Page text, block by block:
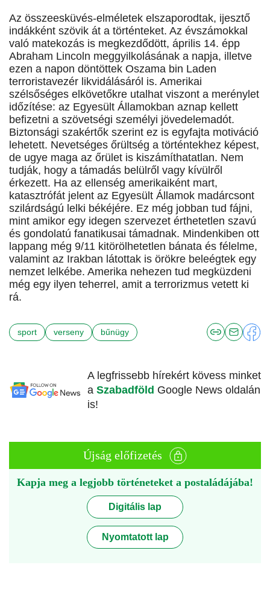
Az összeesküvés-elméletek elszaporodtak, ijesztő
indákként szövik át a történteket. Az évszámokkal
való matekozás is megkezdődött, április 14. épp
Abraham Lincoln meggyilkolásának a napja, illetve
ezen a napon döntöttek Oszama bin Laden
terroristavezér likvidálásáról is. Amerikai
szélsőséges elkövetőkre utalhat viszont a merénylet
időzítése: az Egyesült Államokban aznap kellett
befizetni a szövetségi személyi jövedelemadót.
Biztonsági szakértők szerint ez is egyfajta motiváció
lehetett. Nevetséges őrültség a történtekhez képest,
de ugye maga az őrület is kiszámíthatatlan. Nem
tudják, hogy a támadás belülről vagy kívülről
érkezett. Ha az ellenség amerikaiként mart,
katasztrófát jelent az Egyesült Államok madárcsont
szilárdságú lelki békéjére. Ez még jobban tud fájni,
mint amikor egy idegen szervezet érthetetlen szavú
és gondolatú fanatikusai támadnak. Mindenkiben ott
lappang még 9/11 kitörölhetetlen bánata és félelme,
valamint az Irakban látottak is örökre beleégtek egy
nemzet lelkébe. Amerika nehezen tud megküzdeni
még egy ilyen teherrel, amit a terrorizmus vetett ki
rá.
sport verseny bűnügy
A legfrissebb hírekért kövess minket
a Szabadföld Google News oldalán
is!
Újság előfizetés
Kapja meg a legjobb történeteket a postaládájába!
Digitális lap
Nyomtatott lap